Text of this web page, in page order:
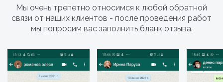
Мы очень трепетно относимся к любой обратной
связи от наших клиентов - после проведения работ
мы попросим вас заполнить бланк отзыва.